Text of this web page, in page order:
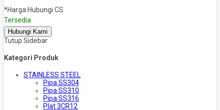
*Harga Hubungi CS
Tersedia
Hubungi Kami
Tutup Sidebar
Kategori Produk
STAINLESS STEEL
Pipa SS304
Pipa SS310
Pipa SS316
Plat 3CR12